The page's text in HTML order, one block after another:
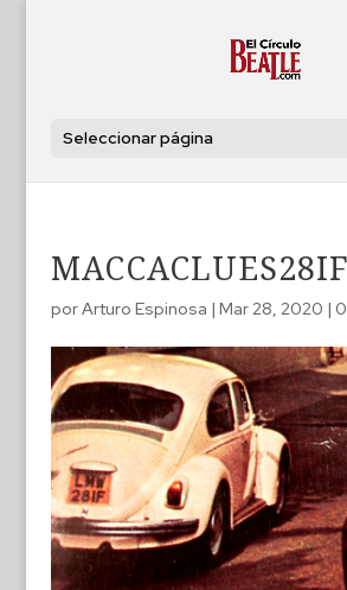
Seleccionar página
MACCACLUES28IF
porArturo Espinosa | Mar 28, 2020 |